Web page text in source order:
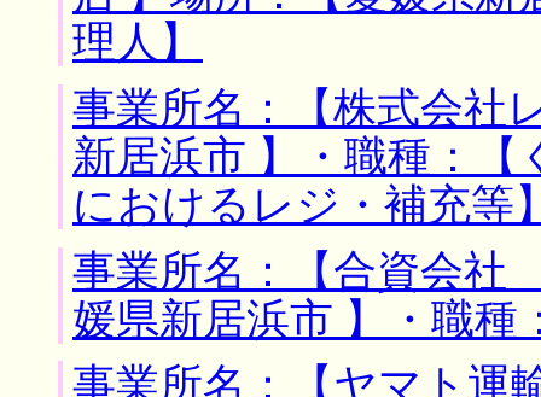
理人】
事業所名：【株式会社
新居浜市 】・職種：
におけるレジ・補充等
事業所名：【合資会
媛県新居浜市 】・職種
事業所名：【ヤマト運